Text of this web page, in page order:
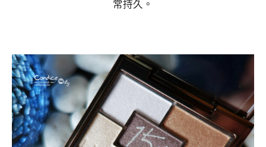
常持久。